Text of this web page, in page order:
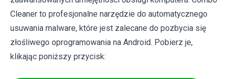
Cleaner to profesjonalne narzędzie do automatycznego
usuwania malware, które jest zalecane do pozbycia się
złośliwego oprogramowania na Android. Pobierz je,
klikając poniższy przycisk: